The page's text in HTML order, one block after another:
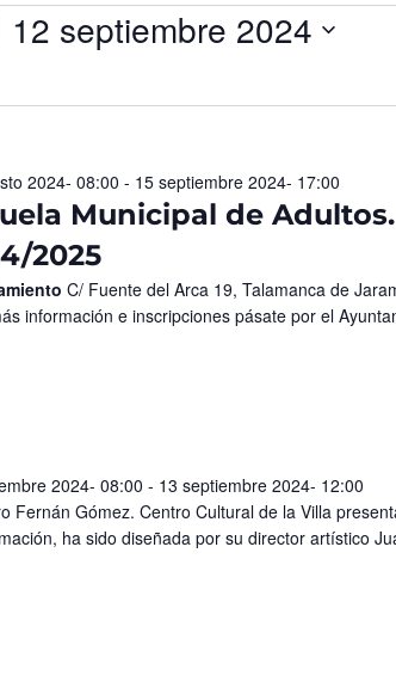
12 septiembre 2024
Municipal de
2025
2024- 08:00 - 15 septiembre 2024- 17:00
C/ Fuente del Arca 19, Talamanca de
información e inscripciones pásate por el
2024- 08:00 - 13 septiembre 2024- 12:00
Fernán Gómez. Centro Cultural de la Villa
ha sido diseñada por su director artístico